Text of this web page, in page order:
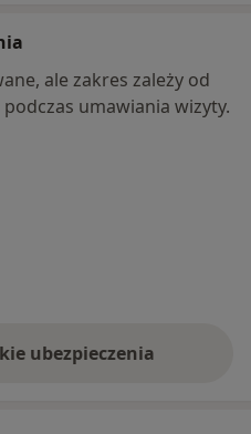
ale zakres zależy od
umawiania wizyty.
ubezpieczenia